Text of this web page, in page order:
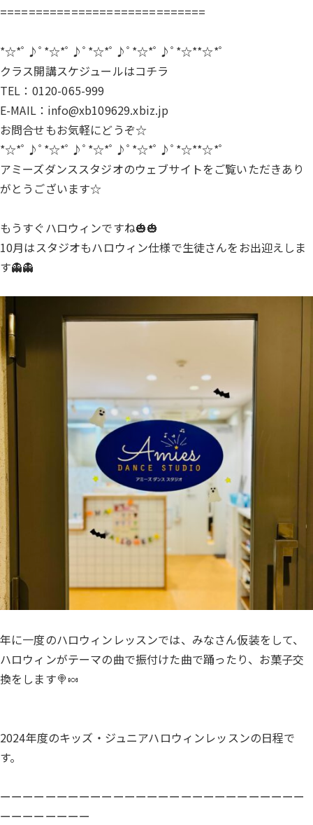
=============================
*☆*ﾟ♪ﾟ*☆*ﾟ♪ﾟ*☆*ﾟ♪ﾟ*☆*ﾟ♪ﾟ*☆**☆*ﾟ
クラス開講スケジュールはコチラ
TEL：0120-065-999
E-MAIL：info@xb109629.xbiz.jp
お問合せもお気軽にどうぞ☆
*☆*ﾟ♪ﾟ*☆*ﾟ♪ﾟ*☆*ﾟ♪ﾟ*☆*ﾟ♪ﾟ*☆**☆*ﾟ
アミーズダンススタジオのウェブサイトをご覧いただきあり
がとうございます☆
もうすぐハロウィンですね🎃🎃
10月はスタジオもハロウィン仕様で生徒さんをお出迎えしま
す👻👻
年に一度のハロウィンレッスンでは、みなさん仮装をして、
ハロウィンがテーマの曲で振付けた曲で踊ったり、お菓子交
換をします🍭🍬
2024年度のキッズ・ジュニアハロウィンレッスンの日程で
す。
ーーーーーーーーーーーーーーーーーーーーーーーーーーー
ーーーーーーーー